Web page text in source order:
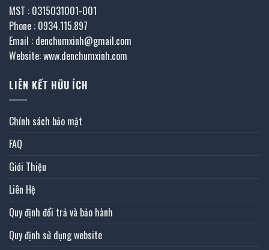
MST : 0315031001-001
Phone : 0934.115.897
Email : denchumxinh@gmail.com
Website: www.denchumxinh.com
LIÊN KẾT HỮU ÍCH
Chính sách bảo mật
FAQ
Giới Thiệu
Liên Hệ
Quy định đổi trả và bảo hành
Quy định sử dụng website